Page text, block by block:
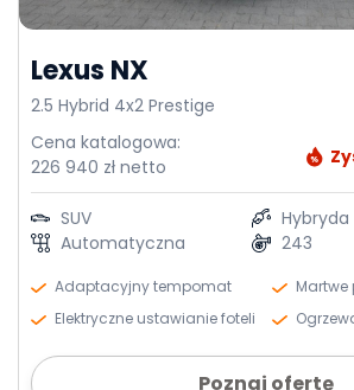
Lexus NX
2.5 Hybrid 4x2 Prestige
Cena katalogowa:
226 940 zł netto
SUV
Hybryda
Automatyczna
243
Adaptacyjny tempomat
Martwe
Elektryczne ustawianie foteli
Poznaj ofertę